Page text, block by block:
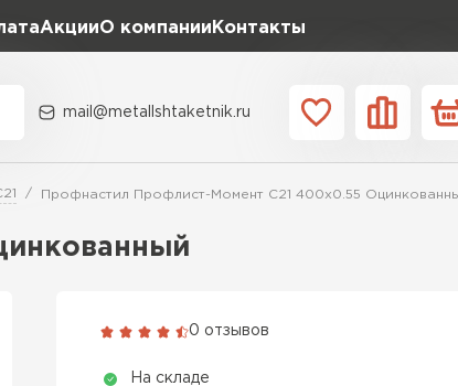
АкцииО компании Контакты
mail@metallshtaketnik.ru
Профнастил Профлист-Момент C21 400х0.55
0 отзывов
На складе